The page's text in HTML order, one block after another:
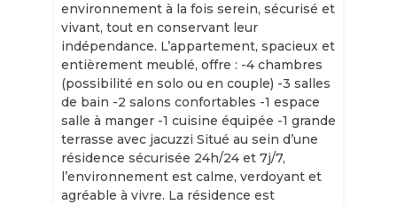
environnement à la fois serein, sécurisé et
vivant, tout en conservant leur
indépendance. L’appartement, spacieux et
entièrement meublé, offre : -4 chambres
(possibilité en solo ou en couple) -3 salles
de bain -2 salons confortables -1 espace
salle à manger -1 cuisine équipée -1 grande
terrasse avec jacuzzi Situé au sein d’une
résidence sécurisée 24h/24 et 7j/7,
l’environnement est calme, verdoyant et
agréable à vivre. La résidence est